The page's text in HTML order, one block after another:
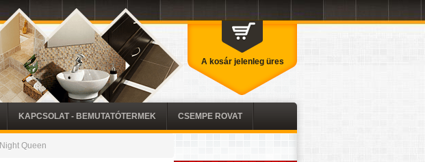
A kosár jelenleg üres
KAPCSOLAT - BEMUTATÓTERMEK CSEMPE ROVAT
Night Queen